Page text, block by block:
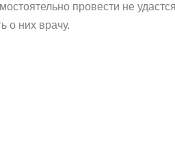
провести не
о них врачу.